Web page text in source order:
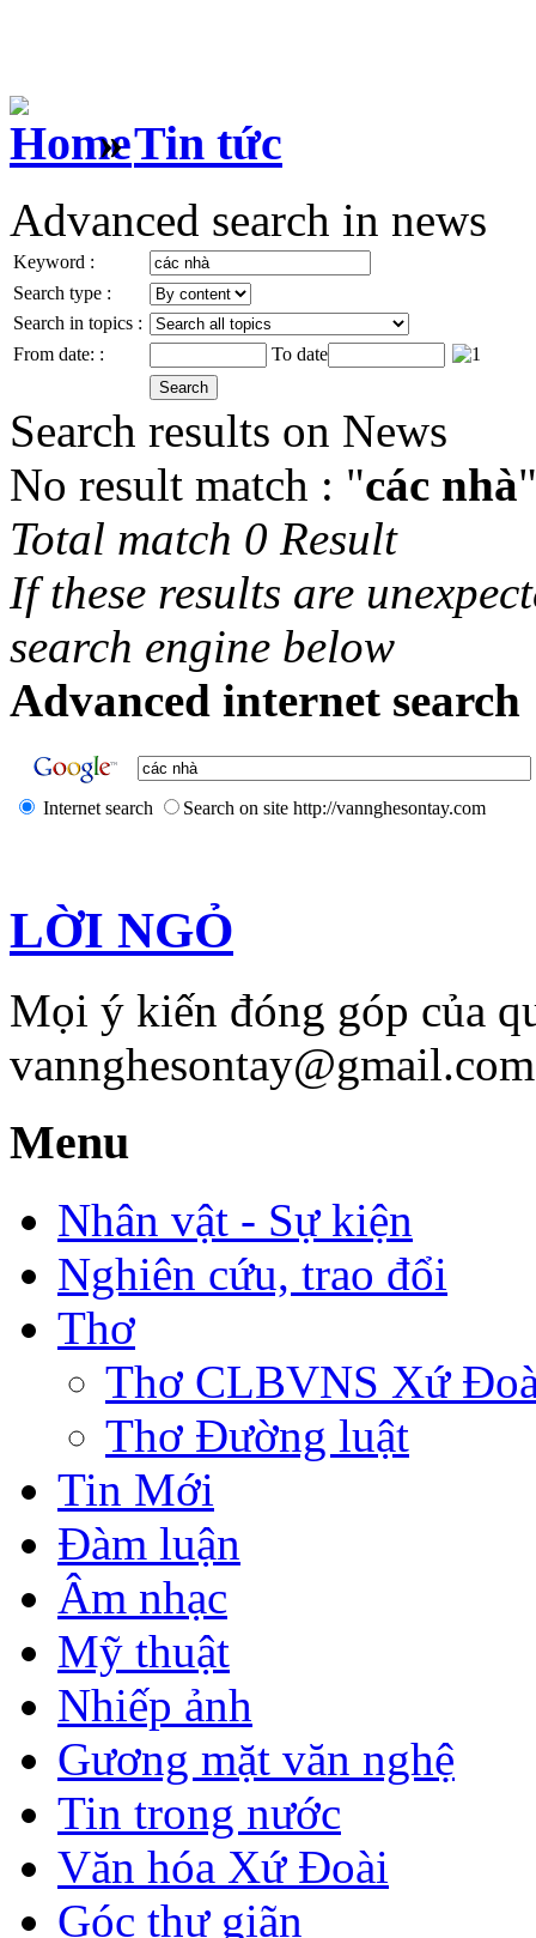
» Tin tức
Advanced search in news
Keyword :
Search type :
Search in topics :
From date: :
To date
Search results on News
No result match : "các nhà
Total match 0 Result
If these results are
search engine below
Advanced internet search
Internet search Search on site http://vannghesontay.com
LỜI NGỎ
Mọi ý kiến đóng góp của
Menu
Nhân vật - Sự kiện
Nghiên cứu, trao đổi
Thơ
Thơ CLBVNS Xứ
Thơ Đường luật
Tin Mới
Đàm luận
Âm nhạc
Mỹ thuật
Nhiếp ảnh
Gương mặt văn nghệ
Tin trong nước
Văn hóa Xứ Đoài
Góc thư giãn